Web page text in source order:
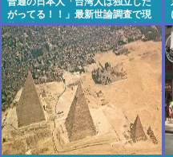
がってる！！」最新世論調査で現
状維持が圧倒的に多いことが判明..